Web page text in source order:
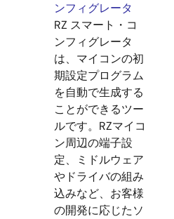
ンフィグレータ
RZ スマート・コ
ンフィグレータ
は、マイコンの初
期設定プログラム
を自動で生成する
ことができるツー
ルです。RZマイコ
ン周辺の端子設
定、ミドルウェア
やドライバの組み
込みなど、お客様
の開発に応じたソ